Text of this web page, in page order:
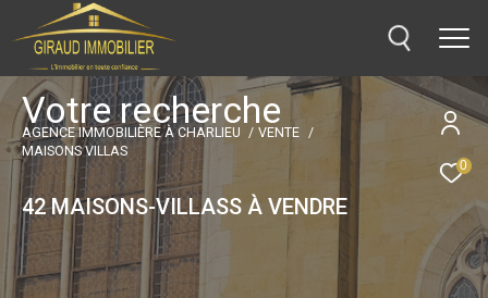
0
Votre recherche
AGENCE IMMOBILIÈRE À CHARLIEU
VENTE
MAISONS VILLAS
42MAISONS-VILLASS À VENDRE